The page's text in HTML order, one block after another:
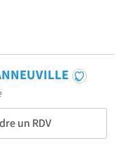
un RDV